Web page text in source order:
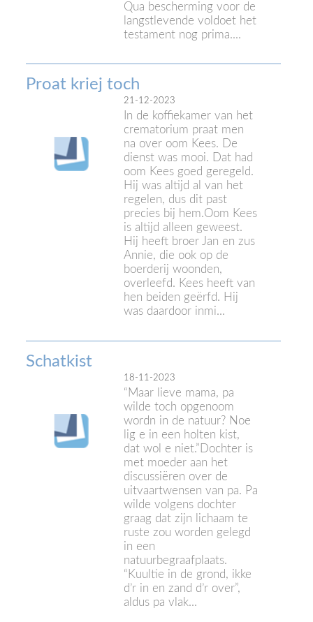
Qua bescherming voor de
langstlevende voldoet het
testament nog prima....
Proat kriej toch
21-12-2023
In de koffiekamer van het
crematorium praat men
na over oom Kees. De
dienst was mooi. Dat had
oom Kees goed geregeld.
Hij was altijd al van het
regelen, dus dit past
precies bij hem.Oom Kees
is altijd alleen geweest.
Hij heeft broer Jan en zus
Annie, die ook op de
boerderij woonden,
overleefd. Kees heeft van
hen beiden geërfd. Hij
was daardoor inmi...
Schatkist
18-11-2023
“Maar lieve mama, pa
wilde toch opgenoom
wordn in de natuur? Noe
lig e in een holten kist,
dat wol e niet.”Dochter is
met moeder aan het
discussiëren over de
uitvaartwensen van pa. Pa
wilde volgens dochter
graag dat zijn lichaam te
ruste zou worden gelegd
in een
natuurbegraafplaats.
“Kuultie in de grond, ikke
d’r in en zand d’r over”,
aldus pa vlak...